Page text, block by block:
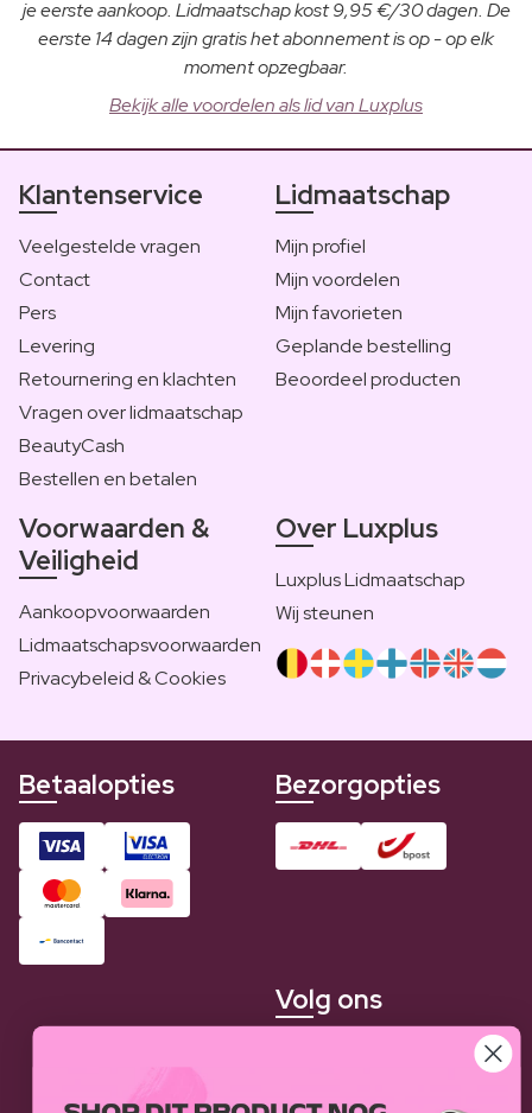
je eerste aankoop. Lidmaatschap kost 9,95 €/30 dagen. De
eerste 14 dagen zijn gratis het abonnement is op - op elk
moment opzegbaar.
Bekijk alle voordelen als lid van Luxplus
Klantenservice
Veelgestelde vragen
Contact
Pers
Levering
Retournering en klachten
Vragen over lidmaatschap
BeautyCash
Bestellen en betalen
Lidmaatschap
Mijn profiel
Mijn voordelen
Mijn favorieten
Geplande bestelling
Beoordeel producten
Voorwaarden &
Veiligheid
Aankoopvoorwaarden
Lidmaatschapsvoorwaarden
Privacybeleid & Cookies
Over Luxplus
Luxplus Lidmaatschap
Wij steunen
Betaalopties Bezorgopties
Volg ons